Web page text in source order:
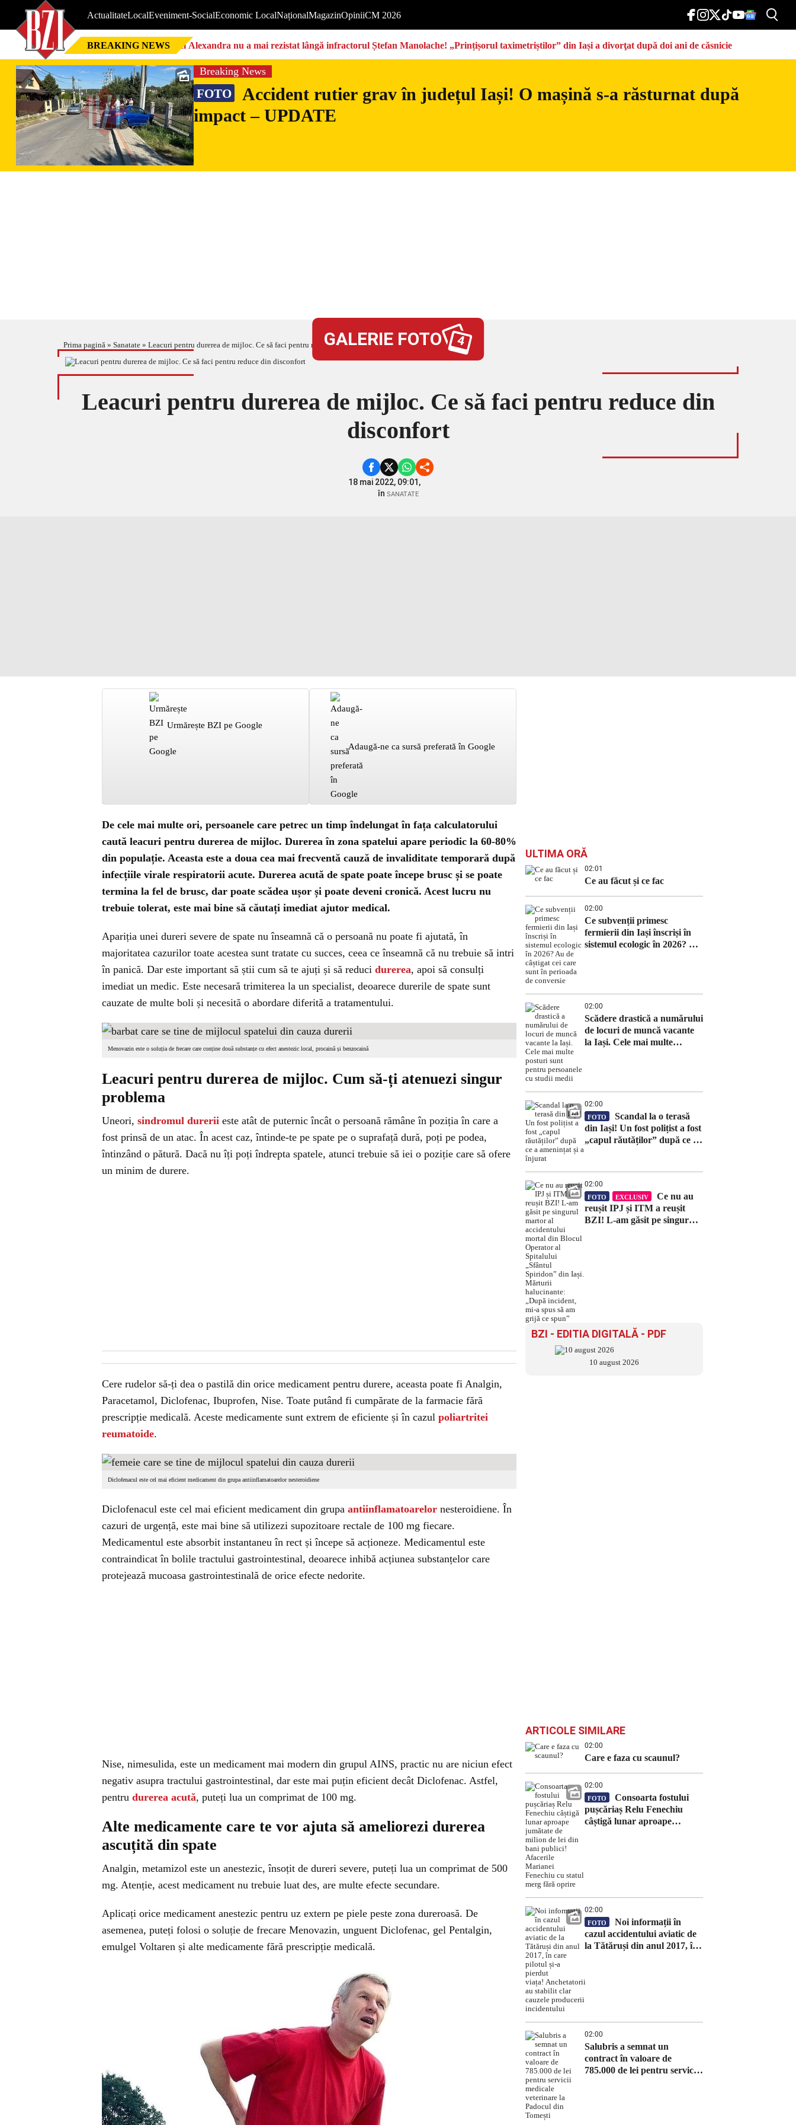
ActualitateLocalEveniment-SocialEconomic LocalNaționalMagazinOpiniiCM 2026
BREAKING NEWS Nici Alexandra nu a mai rezistat lângă infractorul Ștefan Manolache! „Prințișorul taximetriștilor” din Iași a divorţat după doi ani de căsnicie
Breaking News
FOTO
Accident rutier grav în județul Iași! O mașină s-a răsturnat după
impact – UPDATE
Prima pagină » Sanatate » Leacuri pentru durerea de mijloc. Ce să faci pentru reduce din disconfortGALERIE FOTO 4
Leacuri pentru durerea de mijloc. Ce să faci pentru reduce din
disconfort
18 mai 2022, 09:01,
în SANATATE
Urmărește BZI pe Google
Adaugă-ne ca sursă preferată în Google
De cele mai multe ori, persoanele care petrec un timp îndelungat în fața calculatorului
caută leacuri pentru durerea de mijloc. Durerea în zona spatelui apare periodic la 60-80%
din populație. Aceasta este a doua cea mai frecventă cauză de invaliditate temporară după
infecțiile virale respiratorii acute. Durerea acută de spate poate începe brusc și se poate
termina la fel de brusc, dar poate scădea ușor și poate deveni cronică. Acest lucru nu
trebuie tolerat, este mai bine să căutați imediat ajutor medical.
Apariția unei dureri severe de spate nu înseamnă că o persoană nu poate fi ajutată, în
majoritatea cazurilor toate acestea sunt tratate cu succes, ceea ce înseamnă că nu trebuie să intri
în panică. Dar este important să știi cum să te ajuți și să reduci durerea, apoi să consulți
imediat un medic. Este necesară trimiterea la un specialist, deoarece durerile de spate sunt
cauzate de multe boli și necesită o abordare diferită a tratamentului.
Menovazin este o soluția de frecare care conține două substanțe cu efect anestezic local, procaină și benzocaină
Leacuri pentru durerea de mijloc. Cum să-ți atenuezi singur
problema
Uneori, sindromul durerii este atât de puternic încât o persoană rămâne în poziția în care a
fost prinsă de un atac. În acest caz, întinde-te pe spate pe o suprafață dură, poți pe podea,
întinzând o pătură. Dacă nu îți poți îndrepta spatele, atunci trebuie să iei o poziție care să ofere
un minim de durere.
Cere rudelor să-ți dea o pastilă din orice medicament pentru durere, aceasta poate fi Analgin,
Paracetamol, Diclofenac, Ibuprofen, Nise. Toate putând fi cumpărate de la farmacie fără
prescripție medicală. Aceste medicamente sunt extrem de eficiente și în cazul poliartritei
reumatoide.
Diclofenacul este cel mai eficient medicament din grupa antiinflamatoarelor nesteroidiene
Diclofenacul este cel mai eficient medicament din grupa antiinflamatoarelor nesteroidiene. În
cazuri de urgență, este mai bine să utilizezi supozitoare rectale de 100 mg fiecare.
Medicamentul este absorbit instantaneu în rect și începe să acționeze. Medicamentul este
contraindicat în bolile tractului gastrointestinal, deoarece inhibă acțiunea substanțelor care
protejează mucoasa gastrointestinală de orice efecte nedorite.
Nise, nimesulida, este un medicament mai modern din grupul AINS, practic nu are niciun efect
negativ asupra tractului gastrointestinal, dar este mai puțin eficient decât Diclofenac. Astfel,
pentru durerea acută, puteți lua un comprimat de 100 mg.
Alte medicamente care te vor ajuta să ameliorezi durerea
ascuțită din spate
Analgin, metamizol este un anestezic, însoțit de dureri severe, puteți lua un comprimat de 500
mg. Atenție, acest medicament nu trebuie luat des, are multe efecte secundare.
Aplicați orice medicament anestezic pentru uz extern pe piele peste zona dureroasă. De
asemenea, puteți folosi o soluție de frecare Menovazin, unguent Diclofenac, gel Pentalgin,
emulgel Voltaren și alte medicamente fără prescripție medicală.
ULTIMA ORĂ
02:01
Ce au făcut și ce fac
02:00
Ce subvenții primesc
fermierii din Iași înscriși în
sistemul ecologic în 2026? Au
02:00
Scădere drastică a numărului
de locuri de muncă vacante
la Iași. Cele mai multe
02:00
FOTO
Scandal la o terasă
din Iași! Un fost polițist a fost
„capul răutăților” după ce a
02:00
FOTO EXCLUSIV
Ce nu au
reușit IPJ și ITM a reușit
BZI! L-am găsit pe singurul
BZI - EDITIA DIGITALĂ - PDF
10 august 2026
ARTICOLE SIMILARE
02:00
Care e faza cu scaunul?
02:00
FOTO
Consoarta fostului
pușcăriaș Relu Fenechiu
câștigă lunar aproape
02:00
FOTO
Noi informații în
cazul accidentului aviatic de
la Tătăruși din anul 2017, în
clar cauzele producerii
02:00
Salubris a semnat un
contract în valoare de
785.000 de lei pentru servicii